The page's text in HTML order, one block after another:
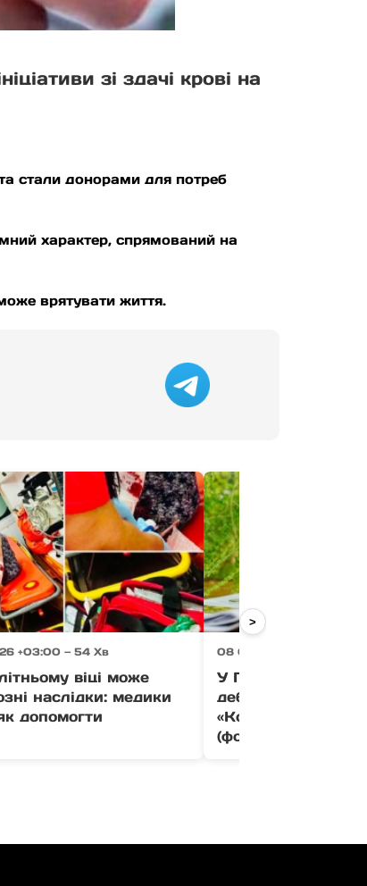
зі здачі крові на
та стали донорами для потреб
характер, спрямований на
врятувати життя.
+03:00 — 54 Хв
віці може
наслідки: медики
допомогти
08 Серпня 2026 +03:00
У Перечині
дебютну книгу
«Коли літа
(фото)
>